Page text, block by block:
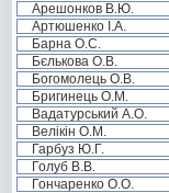
Арешонков В.Ю.
Артюшенко І.А.
Барна О.С.
Бєлькова О.В.
Богомолець О.В.
Бригинець О.М.
Вадатурський А.О.
Велікін О.М.
Гарбуз Ю.Г.
Голуб В.В.
Гончаренко О.О.